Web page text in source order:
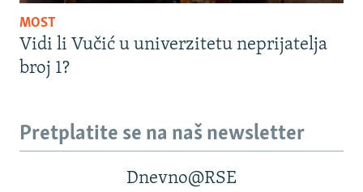
MOST
Vidi li Vučić u univerzitetu neprijatelja
broj 1?
Pretplatite se na naš newsletter
Dnevno@RSE